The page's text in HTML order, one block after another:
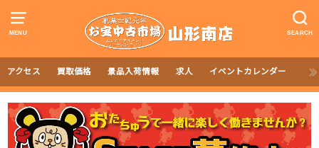
MENU SEARCH
アクセス 買取価格 景品入荷情報 求人 イベントカレンダー